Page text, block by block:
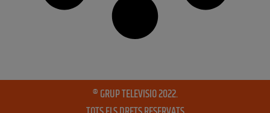
® GRUP TELEVISIO 2022.